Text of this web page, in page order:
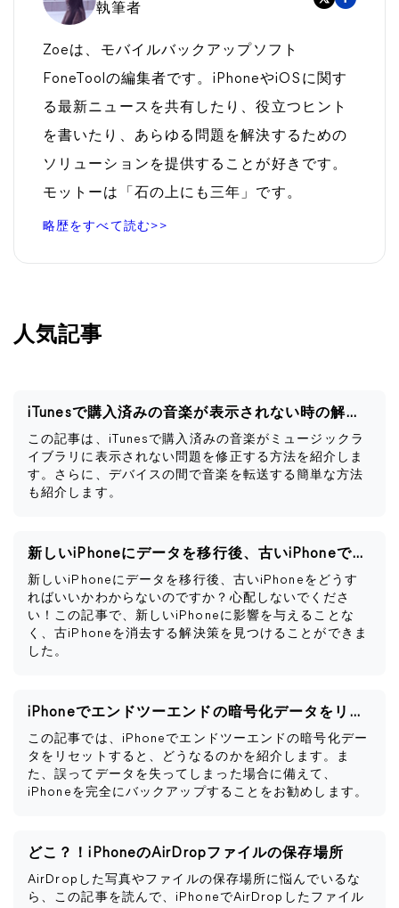
執筆者
Zoeは、モバイルバックアップソフト
FoneToolの編集者です。iPhoneやiOSに関す
る最新ニュースを共有したり、役立つヒント
を書いたり、あらゆる問題を解決するための
ソリューションを提供することが好きです。
モットーは「石の上にも三年」です。
略歴をすべて読む>>
人気記事
iTunesで購入済みの音楽が表示されない時の解決策
この記事は、iTunesで購入済みの音楽がミュージックラ
イブラリに表示されない問題を修正する方法を紹介しま
す。さらに、デバイスの間で音楽を転送する簡単な方法
も紹介します。
新しいiPhoneにデータを移行後、古いiPhoneですべきこと
新しいiPhoneにデータを移行後、古いiPhoneをどうす
ればいいかわからないのですか？心配しないでくださ
い！この記事で、新しいiPhoneに影響を与えることな
く、古iPhoneを消去する解決策を見つけることができま
した。
iPhoneでエンドツーエンドの暗号化データをリセットするとどうなるか
この記事では、iPhoneでエンドツーエンドの暗号化デー
タをリセットすると、どうなるのかを紹介します。ま
た、誤ってデータを失ってしまった場合に備えて、
iPhoneを完全にバックアップすることをお勧めします。
どこ？！iPhoneのAirDropファイルの保存場所
AirDropした写真やファイルの保存場所に悩んでいるな
ら、この記事を読んで、iPhoneでAirDropしたファイル